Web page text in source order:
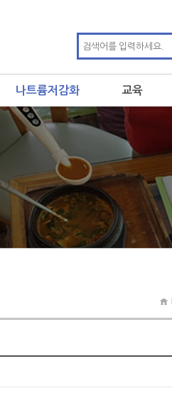
나트륨저감화 교육